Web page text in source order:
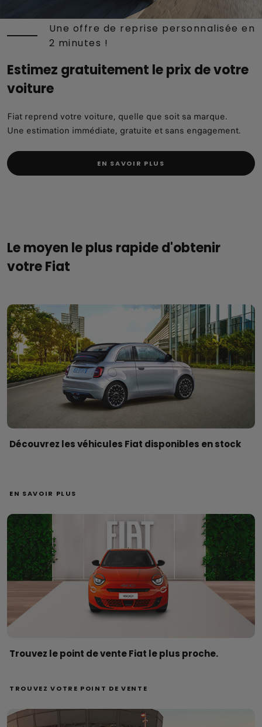
Une offre de reprise personnalisée en
2 minutes !
Estimez gratuitement le prix de votre
voiture
Fiat reprend votre voiture, quelle que soit sa marque.
Une estimation immédiate, gratuite et sans engagement.
EN SAVOIR PLUS
Le moyen le plus rapide d'obtenir
votre Fiat
Découvrez les véhicules Fiat disponibles en stock
EN SAVOIR PLUS
Trouvez le point de vente Fiat le plus proche.
TROUVEZ VOTRE POINT DE VENTE